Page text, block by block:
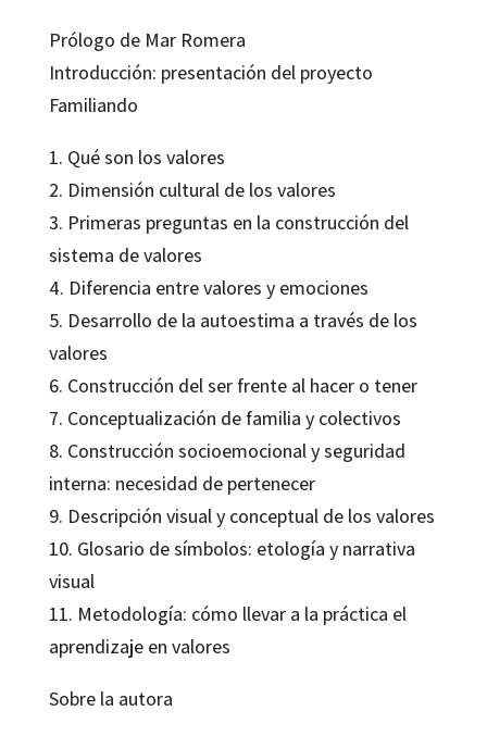
Prólogo de Mar Romera
Introducción: presentación del proyecto
Familiando
1. Qué son los valores
2. Dimensión cultural de los valores
3. Primeras preguntas en la construcción del
sistema de valores
4. Diferencia entre valores y emociones
5. Desarrollo de la autoestima a través de los
valores
6. Construcción del ser frente al hacer o tener
7. Conceptualización de familia y colectivos
8. Construcción socioemocional y seguridad
interna: necesidad de pertenecer
9. Descripción visual y conceptual de los valores
10. Glosario de símbolos: etología y narrativa
visual
11. Metodología: cómo llevar a la práctica el
aprendizaje en valores
Sobre la autora